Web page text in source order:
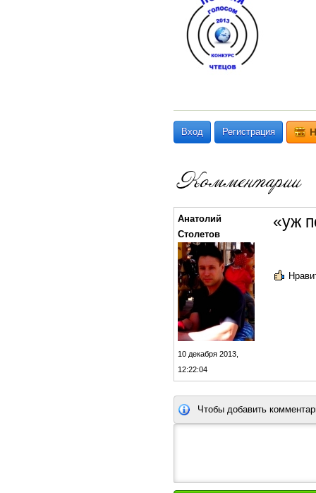
Вход Регистрация
Анатолий
Столетов
10 декабря 2013,
12:22:04
«уж
Чтобы добавить